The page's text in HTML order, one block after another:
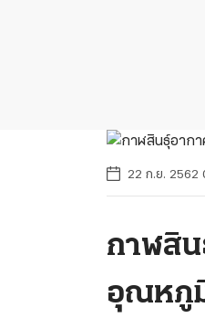
22 ก.ย. 2562
กาฬสิน
อุณหภู